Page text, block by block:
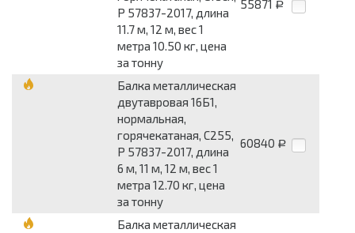
Р 57837-2017, длина
11.7 м, 12 м, вес 1
метра 10.50 кг, цена
за тонну
55871 Р
Балка металлическая
двутавровая 16Б1,
нормальная,
горячекатаная, С255,
Р 57837-2017, длина
6 м, 11 м, 12 м, вес 1
метра 12.70 кг, цена
за тонну
60840 Р
Балка металлическая